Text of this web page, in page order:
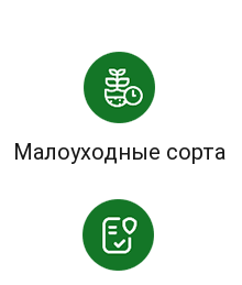
Малоуходные сорта